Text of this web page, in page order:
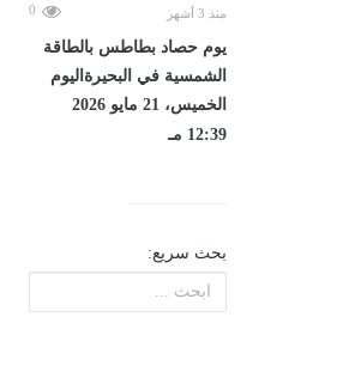
منذ 3 أشهر 0
يوم حصاد بطاطس بالطاقة
الشمسية في البحيرةاليوم
الخميس، 21 مايو 2026
12:39 مـ
بحث سريع: